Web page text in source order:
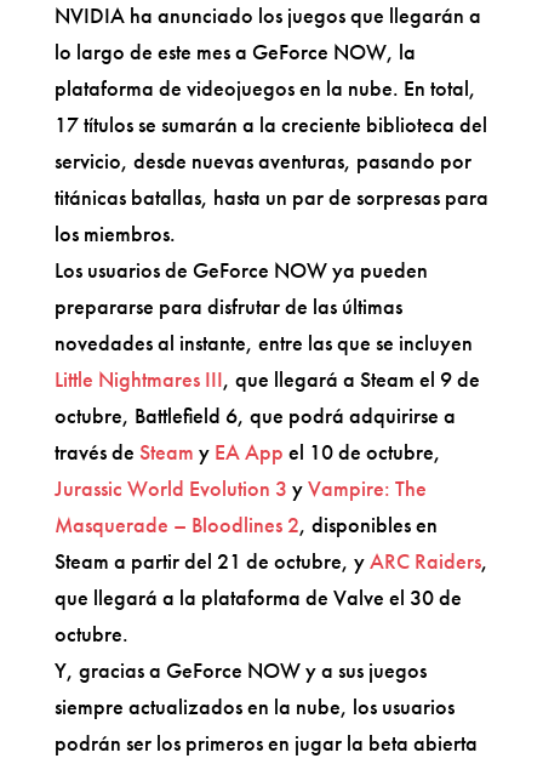
NVIDIA ha anunciado los juegos que llegarán a
lo largo de este mes a GeForce NOW, la
plataforma de videojuegos en la nube. En total,
17 títulos se sumarán a la creciente biblioteca del
servicio, desde nuevas aventuras, pasando por
titánicas batallas, hasta un par de sorpresas para
los miembros.
Los usuarios de GeForce NOW ya pueden
prepararse para disfrutar de las últimas
novedades al instante, entre las que se incluyen
Little Nightmares III, que llegará a Steam el 9 de
octubre, Battlefield 6, que podrá adquirirse a
través de Steam y EA App el 10 de octubre,
Jurassic World Evolution 3 yVampire: The
Masquerade – Bloodlines 2, disponibles en
Steam a partir del 21 de octubre, yARC Raiders,
que llegará a la plataforma de Valve el 30 de
octubre.
Y, gracias a GeForce NOW y a sus juegos
siempre actualizados en la nube, los usuarios
podrán ser los primeros en jugar la beta abierta